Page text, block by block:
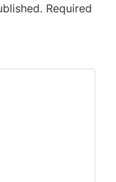
Required